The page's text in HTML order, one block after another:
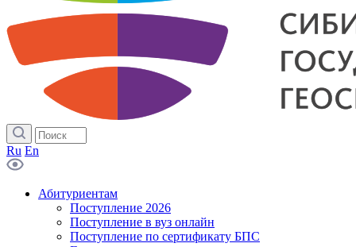
Ru En
Абитуриентам
Поступление 2026
Поступление в вуз онлайн
Поступление по сертификату БПС